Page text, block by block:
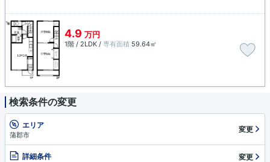
4.9 万円
1階 / 2LDK / 専有面積 59.64㎡
検索条件の変更
エリア
蒲郡市
変更
詳細条件 変更